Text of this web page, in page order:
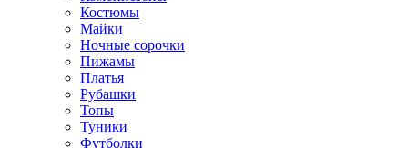
Костюмы
Майки
Ночные сорочки
Пижамы
Платья
Рубашки
Топы
Туники
Футболки